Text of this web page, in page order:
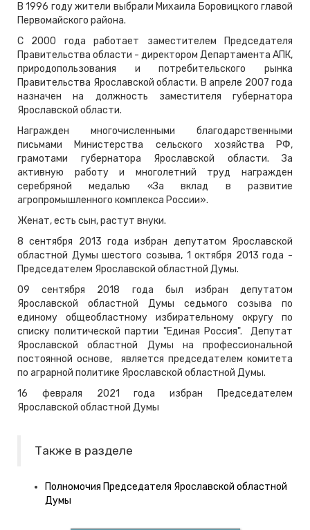
В 1996 году жители выбрали Михаила Боровицкого главой
Первомайского района.
С 2000 года работает заместителем Председателя
Правительства области - директором Департамента АПК,
природопользования и потребительского рынка
Правительства Ярославской области. В апреле 2007 года
назначен на должность заместителя губернатора
Ярославской области.
Награжден многочисленными благодарственными
письмами Министерства сельского хозяйства РФ,
грамотами губернатора Ярославской области. За
активную работу и многолетний труд награжден
серебряной медалью «За вклад в развитие
агропромышленного комплекса России».
Женат, есть сын, растут внуки.
8 сентября 2013 года избран депутатом Ярославской
областной Думы шестого созыва, 1 октября 2013 года -
Председателем Ярославской областной Думы.
09 сентября 2018 года был избран депутатом
Ярославской областной Думы седьмого созыва по
единому общеобластному избирательному округу по
списку политической партии "Единая Россия". Депутат
Ярославской областной Думы на профессиональной
постоянной основе, является председателем комитета
по аграрной политике Ярославской областной Думы.
16 февраля 2021 года избран Председателем
Ярославской областной Думы
Также в разделе
Полномочия Председателя Ярославской областной
Думы